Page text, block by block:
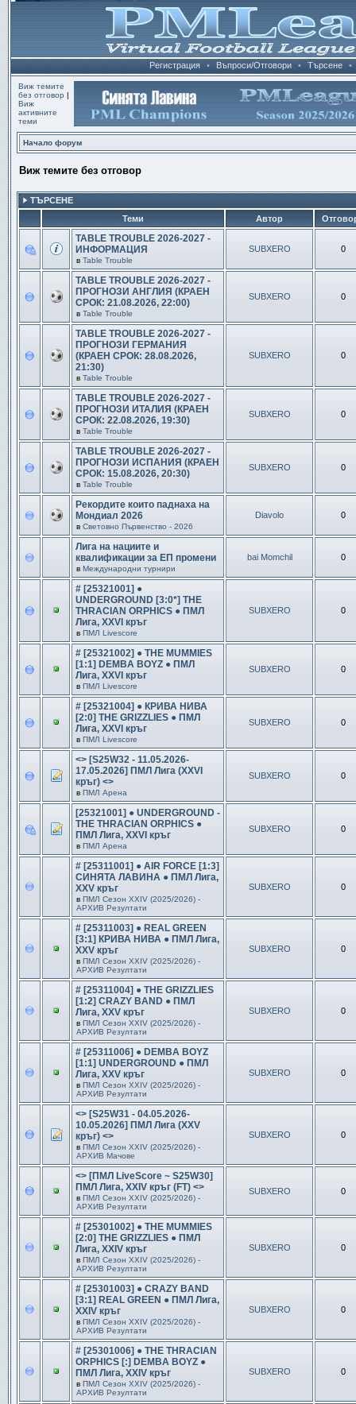
Регистрация • Въпроси/Отговори • Търсене •
Виж темите
без отговор |
Виж
активните
теми
Начало форум
Виж темите без отговор
ТЪРСЕНЕ
Теми
Автор
TABLE TROUBLE 2026-2027 -
ИНФОРМАЦИЯ
в Table Trouble
SUBXERO 0
TABLE TROUBLE 2026-2027 -
ПРОГНОЗИ АНГЛИЯ (КРАЕН
СРОК: 21.08.2026, 22:00)
в Table Trouble
SUBXERO 0
TABLE TROUBLE 2026-2027 -
ПРОГНОЗИ ГЕРМАНИЯ
(КРАЕН СРОК: 28.08.2026,
21:30)
в Table Trouble
SUBXERO 0
TABLE TROUBLE 2026-2027 -
ПРОГНОЗИ ИТАЛИЯ (КРАЕН
СРОК: 22.08.2026, 19:30)
в Table Trouble
SUBXERO 0
TABLE TROUBLE 2026-2027 -
ПРОГНОЗИ ИСПАНИЯ (КРАЕН
СРОК: 15.08.2026, 20:30)
в Table Trouble
SUBXERO 0
Рекордите които паднаха на
Мондиал 2026
в Световно Първенство - 2026
Diavolo 0
Лига на нациите и
квалификации за ЕП промени
в Международни турнири
bai Momchil 0
# [25321001] ●
UNDERGROUND [3:0*] THE
THRACIAN ORPHICS ● ПМЛ
Лига, XXVI кръг
в ПМЛ Livescore
SUBXERO 0
# [25321002] ● THE MUMMIES
[1:1] DEMBA BOYZ ● ПМЛ
Лига, XXVI кръг
в ПМЛ Livescore
SUBXERO 0
# [25321004] ● КРИВА НИВА
[2:0] THE GRIZZLIES ● ПМЛ
Лига, XXVI кръг
в ПМЛ Livescore
SUBXERO 0
<> [S25W32 - 11.05.2026-
17.05.2026] ПМЛ Лига (XXVI
кръг) <>
в ПМЛ Арена
SUBXERO 0
[25321001] ● UNDERGROUND -
THE THRACIAN ORPHICS ●
ПМЛ Лига, XXVI кръг
в ПМЛ Арена
SUBXERO 0
# [25311001] ● AIR FORCE [1:3]
СИНЯТА ЛАВИНА ● ПМЛ Лига,
XXV кръг
в ПМЛ Сезон ХXIV (2025/2026) -
АРХИВ Резултати
SUBXERO 0
# [25311003] ● REAL GREEN
[3:1] КРИВА НИВА ● ПМЛ Лига,
XXV кръг
в ПМЛ Сезон ХXIV (2025/2026) -
АРХИВ Резултати
SUBXERO 0
# [25311004] ● THE GRIZZLIES
[1:2] CRAZY BAND ● ПМЛ
Лига, XXV кръг
в ПМЛ Сезон ХXIV (2025/2026) -
АРХИВ Резултати
SUBXERO 0
# [25311006] ● DEMBA BOYZ
[1:1] UNDERGROUND ● ПМЛ
Лига, XXV кръг
в ПМЛ Сезон ХXIV (2025/2026) -
АРХИВ Резултати
SUBXERO 0
<> [S25W31 - 04.05.2026-
10.05.2026] ПМЛ Лига (XXV
кръг) <>
в ПМЛ Сезон ХXIV (2025/2026) -
АРХИВ Мачове
SUBXERO 0
<> [ПМЛ LiveScore ~ S25W30]
ПМЛ Лига, XXIV кръг (FT) <>
в ПМЛ Сезон ХXIV (2025/2026) -
АРХИВ Резултати
SUBXERO 0
# [25301002] ● THE MUMMIES
[2:0] THE GRIZZLIES ● ПМЛ
Лига, XXIV кръг
в ПМЛ Сезон ХXIV (2025/2026) -
АРХИВ Резултати
SUBXERO 0
# [25301003] ● CRAZY BAND
[3:1] REAL GREEN ● ПМЛ Лига,
XXIV кръг
в ПМЛ Сезон ХXIV (2025/2026) -
АРХИВ Резултати
SUBXERO 0
# [25301006] ● THE THRACIAN
ORPHICS [:] DEMBA BOYZ ●
ПМЛ Лига, XXIV кръг
в ПМЛ Сезон ХXIV (2025/2026) -
АРХИВ Резултати
SUBXERO 0